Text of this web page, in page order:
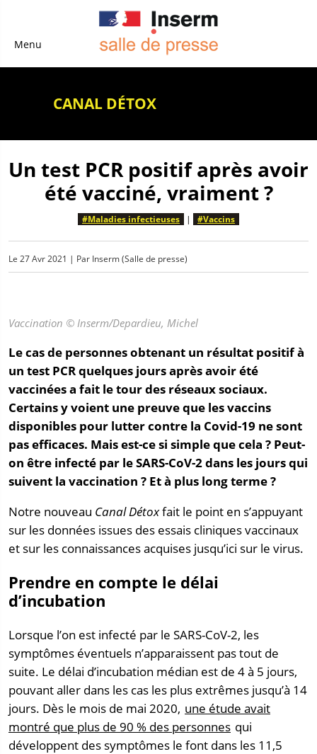
Menu
CANAL DÉTOX
Un test PCR positif après avoir
été vacciné, vraiment ?
#Maladies infectieuses | #Vaccins
Le 27 Avr 2021 | Par Inserm (Salle de presse)
Vaccination © Inserm/Depardieu, Michel
Le cas de personnes obtenant un résultat positif à
un test PCR quelques jours après avoir été
vaccinées a fait le tour des réseaux sociaux.
Certains y voient une preuve que les vaccins
disponibles pour lutter contre la Covid-19 ne sont
pas efficaces. Mais est-ce si simple que cela ? Peut-
on être infecté par le SARS-CoV-2 dans les jours qui
suivent la vaccination ? Et à plus long terme ?
Notre nouveau Canal Détoxfait le point en s’appuyant
sur les données issues des essais cliniques vaccinaux
et sur les connaissances acquises jusqu’ici sur le virus.
Prendre en compte le délai
d’incubation
Lorsque l’on est infecté par le SARS-CoV-2, les
symptômes éventuels n’apparaissent pas tout de
suite. Le délai d’incubation médian est de 4 à 5 jours,
pouvant aller dans les cas les plus extrêmes jusqu’à 14
jours. Dès le mois de mai 2020, une étude avait
montré que plus de 90 % des personnes qui
développent des symptômes le font dans les 11,5